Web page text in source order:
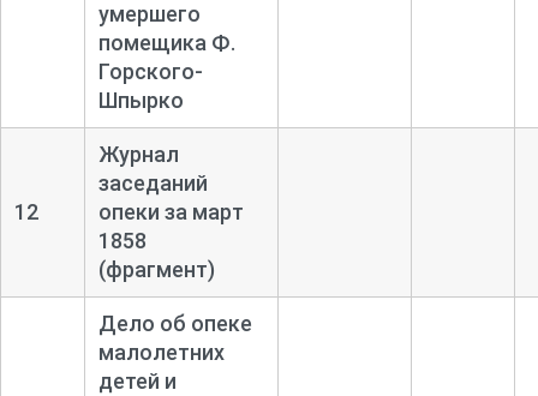
умершего
помещика Ф.
Горского-
Шпырко
12
Журнал
заседаний
опеки за март
1858
(фрагмент)
Дело об опеке
малолетних
детей и